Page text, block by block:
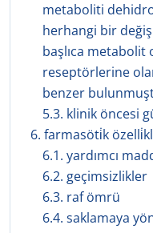
metaboliti
herhangi bir
başlıca
reseptörlerine
benzer
5.3. klinik öncesi
6. farmasöti̇k
6.1. yardımcı
6.2. geçimsizlikler
6.3. raf ömrü
6.4. saklamaya